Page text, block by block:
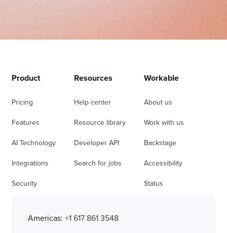
Product
Pricing
Features
AI Technology
Integrations
Security
Resources
Help center
Resource library
Developer API
Search for jobs
Workable
About us
Work with us
Backstage
Accessibility
Status
Americas: +1 617 861 3548